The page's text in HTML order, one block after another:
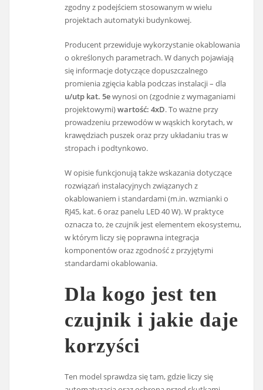
zgodny z podejściem stosowanym w wielu
projektach automatyki budynkowej.
Producent przewiduje wykorzystanie okablowania
o określonych parametrach. W danych pojawiają
się informacje dotyczące dopuszczalnego
promienia zgięcia kabla podczas instalacji – dla
u/utp kat. 5ewynosi on (zgodnie z wymaganiami
projektowymi)wartość: 4xD. To ważne przy
prowadzeniu przewodów w wąskich korytach, w
krawędziach puszek oraz przy układaniu tras w
stropach i podtynkowo.
W opisie funkcjonują także wskazania dotyczące
rozwiązań instalacyjnych związanych z
okablowaniem i standardami (m.in. wzmianki o
RJ45, kat. 6 oraz panelu LED 40 W). W praktyce
oznacza to, że czujnik jest elementem ekosystemu,
w którym liczy się poprawna integracja
komponentów oraz zgodność z przyjętymi
standardami okablowania.
Dla kogo jest ten
czujnik i jakie daje
korzyści
Ten model sprawdza się tam, gdzie liczy się